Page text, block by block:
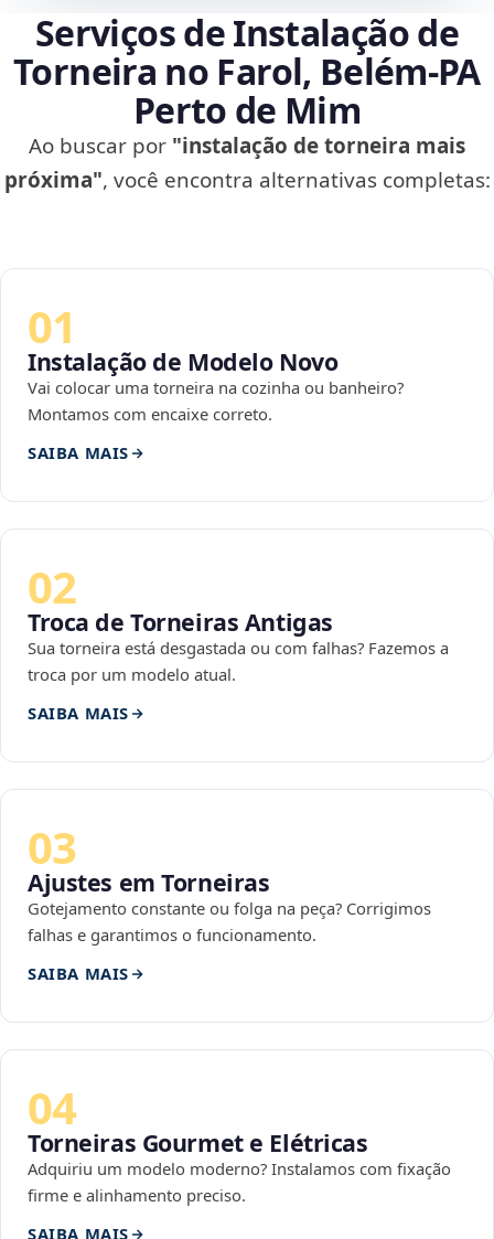
Serviços de Instalação de
Torneira no Farol, Belém‑PA
Perto de Mim
Ao buscar por "instalação de torneira mais
próxima", você encontra alternativas completas:
01
Instalação de Modelo Novo
Vai colocar uma torneira na cozinha ou banheiro?
Montamos com encaixe correto.
SAIBA MAIS
02
Troca de Torneiras Antigas
Sua torneira está desgastada ou com falhas? Fazemos a
troca por um modelo atual.
SAIBA MAIS
03
Ajustes em Torneiras
Gotejamento constante ou folga na peça? Corrigimos
falhas e garantimos o funcionamento.
SAIBA MAIS
04
Torneiras Gourmet e Elétricas
Adquiriu um modelo moderno? Instalamos com fixação
firme e alinhamento preciso.
SAIBA MAIS